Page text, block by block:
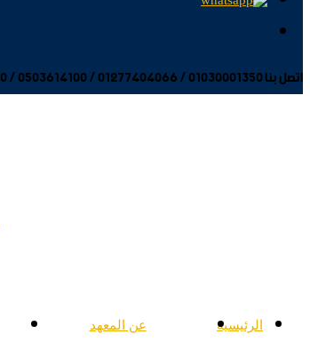
اتصل بنا 01030001350 / 01277404066 / 0503614100 / 0503614200 / 0503614300
الرئيسية عن المعهد